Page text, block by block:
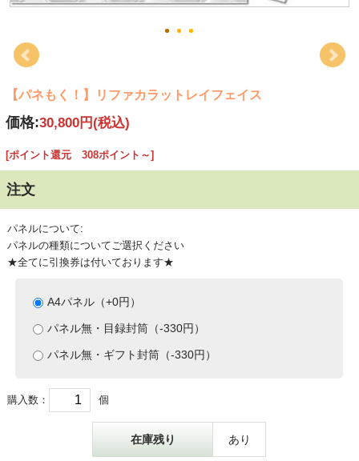
【パネもく！】リファカラットレイフェイス
価格:30,800円(税込)
[ポイント還元 308ポイント～]
注文
パネルについて:
パネルの種類についてご選択ください
★全てに引換券は付いております★
A4パネル（+0円）
パネル無・目録封筒（-330円）
パネル無・ギフト封筒（-330円）
購入数： 個
在庫残り あり